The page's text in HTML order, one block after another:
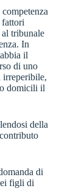
fattori
tribunale
In
il
di uno
irreperibile,
domicili il
della
di
figli di